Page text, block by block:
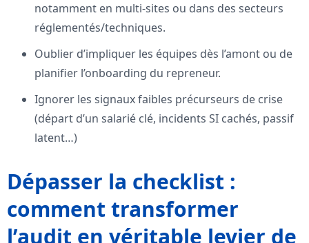
notamment en multi-sites ou dans des secteurs
réglementés/techniques.
Oublier d’impliquer les équipes dès l’amont ou de
planifier l’onboarding du repreneur.
Ignorer les signaux faibles précurseurs de crise
(départ d’un salarié clé, incidents SI cachés, passif
latent…)
Dépasser la checklist :
comment transformer
l’audit en véritable levier de